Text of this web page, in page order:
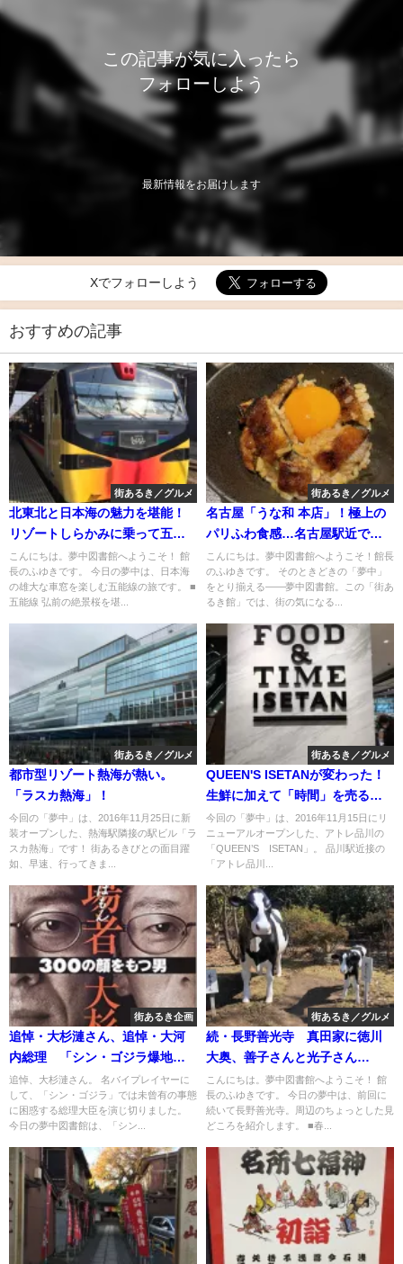
この記事が気に入ったら
フォローしよう
最新情報をお届けします
Xでフォローしよう
おすすめの記事
街あるき／グルメ
北東北と日本海の魅力を堪能！
リゾートしらかみに乗って五能
線の旅
こんにちは。夢中図書館へようこそ！ 館
長のふゆきです。 今日の夢中は、日本海
の雄大な車窓を楽しむ五能線の旅です。 ■
五能線 弘前の絶景桜を堪...
街あるき／グルメ
名古屋「うな和 本店」！極上の
パリふわ食感…名古屋駅近で味
わう至福の「上ひつまぶし」
こんにちは。夢中図書館へようこそ！館長
のふゆきです。 そのときどきの「夢中」
をとり揃える――夢中図書館。この「街あ
るき館」では、街の気になる...
街あるき／グルメ
都市型リゾート熱海が熱い。
「ラスカ熱海」！
今回の「夢中」は、2016年11月25日に新
装オープンした、熱海駅隣接の駅ビル「ラ
スカ熱海」です！ 街あるきびとの面目躍
如、早速、行ってきま...
街あるき／グルメ
QUEEN'S ISETANが変わった！
生鮮に加えて「時間」を売る次
世代型スーパーへの挑戦。アト
レ品川「FOOD&TIME ISETAN」
を歩く。
今回の「夢中」は、2016年11月15日にリ
ニューアルオープンした、アトレ品川の
「QUEEN’S ISETAN」。 品川駅近接の
「アトレ品川...
街あるき企画
追悼・大杉漣さん、追悼・大河
内総理 「シン・ゴジラ爆地巡
礼」特別編
追悼、大杉漣さん。 名バイプレイヤーに
して、「シン・ゴジラ」では未曾有の事態
に困惑する総理大臣を演じ切りました。
今日の夢中図書館は、「シン...
街あるき／グルメ
続・長野善光寺 真田家に徳川
大奥、善子さんと光子さん…
こんにちは。夢中図書館へようこそ！ 館
長のふゆきです。 今日の夢中は、前回に
続いて長野善光寺。周辺のちょっとした見
どころを紹介します。 ■春...